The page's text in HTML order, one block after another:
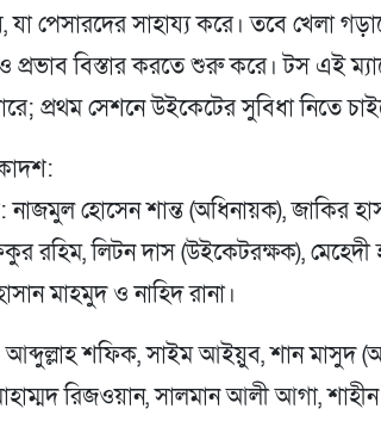
যা পেসারদের সাহায্য করে। তবে খেলা
প্রভাব বিস্তার করতে শুরু করে। টস এই
প্রথম সেশনে উইকেটের সুবিধা নিতে
নাজমুল হোসেন শান্ত (অধিনায়ক), জাকির
রহিম, লিটন দাস (উইকেটরক্ষক), মেহেদী
মাহমুদ ও নাহিদ রানা।
আব্দুল্লাহ শফিক, সাইম আইয়ুব, শান মাসুদ
রিজওয়ান, সালমান আলী আগা, শাহীন